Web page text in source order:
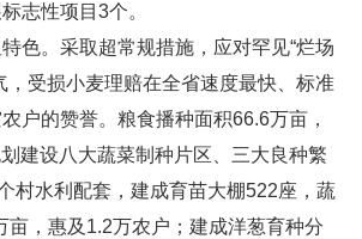
志性项目3个。
色。采取超常规措施，应对罕见“烂场
，受损小麦理赔在全省速度最快、标准
户的赞誉。粮食播种面积66.6万亩，
建设八大蔬菜制种片区、三大良种繁
村水利配套，建成育苗大棚522座，蔬
亩，惠及1.2万农户；建成洋葱育种分